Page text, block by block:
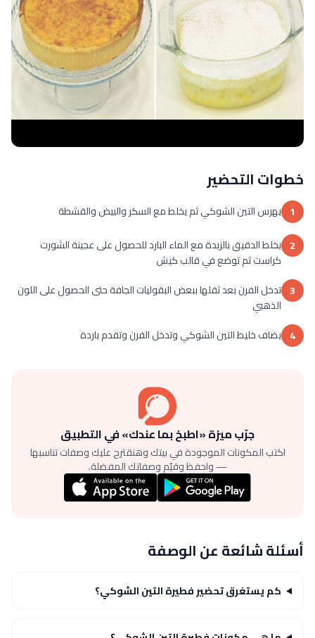
خطوات التحضير
1 يهرس التين الشوكي ثم يخلط مع السكر والبيض والقشطة
2 يخلط الدقيق بالزبدة مع الماء البارد للحصول على عجينة الشورت
كراست ثم توضع في قالب كيش
3 تدخل الفرن بعد ثقلها ببعض البقوليات الجافة حتى الحصول على اللون
الذهبي
4 يضاف خليط التين الشوكي وتدخل الفرن وتقدم باردة
جرّب ميزة «اطبخ بما عندك» في التطبيق
اكتب المكونات الموجودة في بيتك وهنقترح عليك وصفات تناسبها
— واحفظ وقيّم وصفاتك المفضلة.
أسئلة شائعة عن الوصفة
كم يستغرق تحضير فطيرة التين الشوكي؟